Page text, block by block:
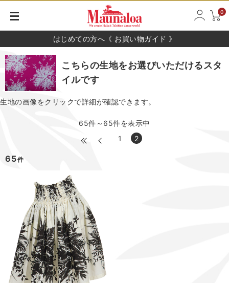
0
はじめての方へ《 お買い物ガイド 》
こちらの生地をお選びいただけるスタ
イルです
生地の画像をクリックで詳細が確認できます。
65件～65件を表示中
1
2
65件